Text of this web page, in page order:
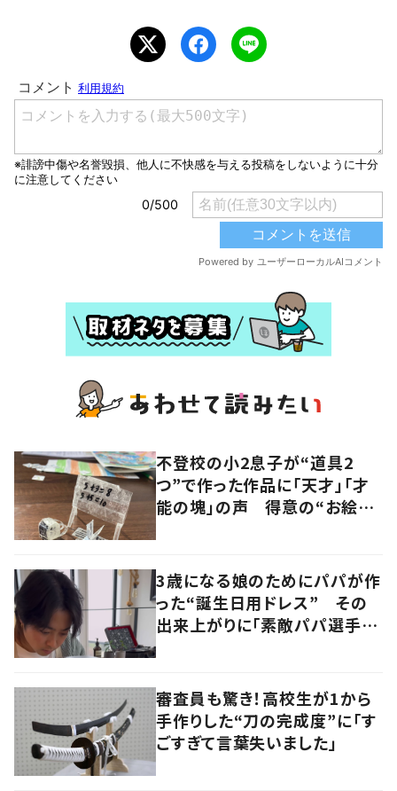
不登校の小2息子が“道具2
つ”で作った作品に「天才」「才
能の塊」の声 得意の“お絵描
3歳になる娘のためにパパが作
った“誕生日用ドレス” その
出来上がりに「素敵パパ選手権
審査員も驚き！高校生が1から
手作りした“刀の完成度”に「す
ごすぎて言葉失いました」